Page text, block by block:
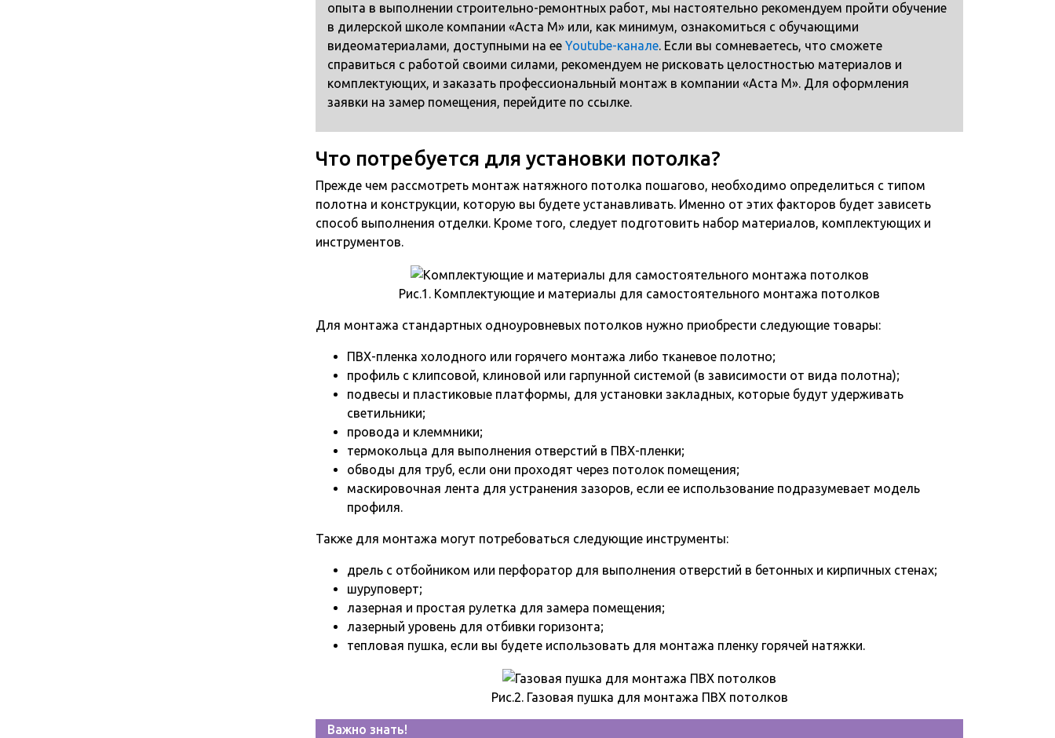
опыта в выполнении строительно-ремонтных работ, мы настоятельно рекомендуем пройти обучение
в дилерской школе компании «Аста М» или, как минимум, ознакомиться с обучающими
видеоматериалами, доступными на ее Youtube-канале. Если вы сомневаетесь, что сможете
справиться с работой своими силами, рекомендуем не рисковать целостностью материалов и
комплектующих, и заказать профессиональный монтаж в компании «Аста М». Для оформления
заявки на замер помещения, перейдите по ссылке.
Что потребуется для установки потолка?
Прежде чем рассмотреть монтаж натяжного потолка пошагово, необходимо определиться с типом
полотна и конструкции, которую вы будете устанавливать. Именно от этих факторов будет зависеть
способ выполнения отделки. Кроме того, следует подготовить набор материалов, комплектующих и
инструментов.
Рис.1. Комплектующие и материалы для самостоятельного монтажа потолков
Для монтажа стандартных одноуровневых потолков нужно приобрести следующие товары:
ПВХ-пленка холодного или горячего монтажа либо тканевое полотно;
профиль с клипсовой, клиновой или гарпунной системой (в зависимости от вида полотна);
подвесы и пластиковые платформы, для установки закладных, которые будут удерживать
светильники;
провода и клеммники;
термокольца для выполнения отверстий в ПВХ-пленки;
обводы для труб, если они проходят через потолок помещения;
маскировочная лента для устранения зазоров, если ее использование подразумевает модель
профиля.
Также для монтажа могут потребоваться следующие инструменты:
дрель с отбойником или перфоратор для выполнения отверстий в бетонных и кирпичных стенах;
шуруповерт;
лазерная и простая рулетка для замера помещения;
лазерный уровень для отбивки горизонта;
тепловая пушка, если вы будете использовать для монтажа пленку горячей натяжки.
Рис.2. Газовая пушка для монтажа ПВХ потолков
Важно знать!